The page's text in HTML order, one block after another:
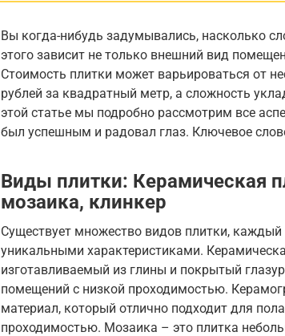
Вы когда-нибудь задумывались, насколько
этого зависит не только внешний вид
Стоимость плитки может варьироваться от
рублей за квадратный метр, а сложность
этой статье мы подробно рассмотрим все
был успешным и радовал глаз. Ключевое
Виды плитки: Керамическая
мозаика, клинкер
Существует множество видов плитки,
уникальными характеристиками.
изготавливаемый из глины и покрытый
помещений с низкой проходимостью.
материал, который отлично подходит для
проходимостью. Мозаика – это плитка